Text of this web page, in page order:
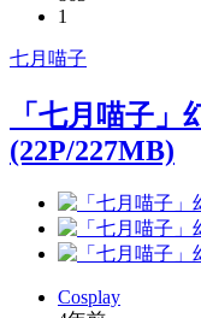
1
七月喵子
「七月喵子」
(22P/227MB)
Cosplay